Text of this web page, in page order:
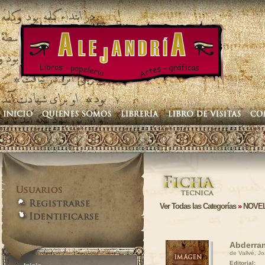
Ver Todas las Categorías»
de Vallvé,
Editorial: